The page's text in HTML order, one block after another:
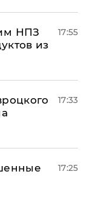
НПЗ
из
17:55
17:33
17:25